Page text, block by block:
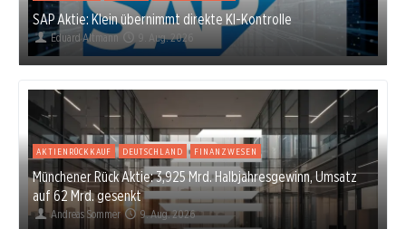
SAP Aktie: Klein übernimmt direkte KI-Kontrolle
Eduard Altmann 9. Aug. 2026
AKTIENRÜCKKAUF DEUTSCHLAND FINANZWESEN
Münchener Rück Aktie: 3,925 Mrd. Halbjahresgewinn, Umsatz
auf 62 Mrd. gesenkt
Andreas Sommer 9. Aug. 2026